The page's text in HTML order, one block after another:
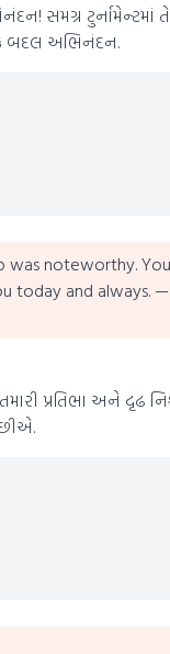
સમગ્ર ટુર્નામેન્ટમાં
બદલ અભિનંદન.
was noteworthy.
today and always. —
પ્રતિભા અને દૃઢ